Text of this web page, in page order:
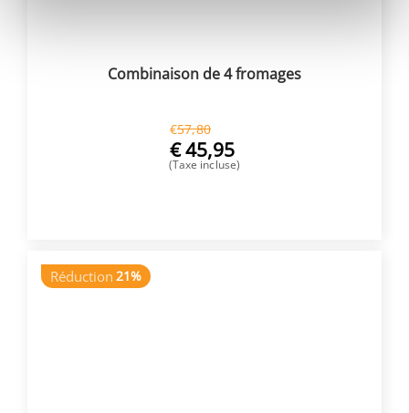
Combinaison de 4 fromages
€57,80
€45,95
(Taxe incluse)
Réduction 21%